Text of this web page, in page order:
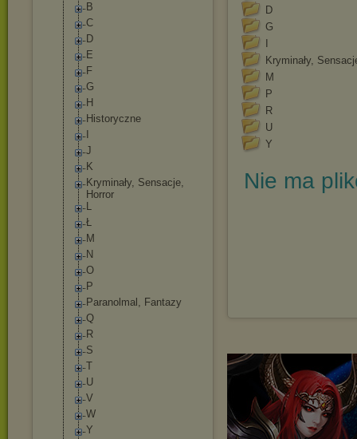
B
C
D
E
F
G
H
Historyczne
J
K
Kryminały, Sensacje,
Horror
L
Ł
M
N
O
P
Paranolmal, Fantazy
Q
R
S
T
U
V
W
Y
D
G
Kryminały,
M
P
R
U
Y
Nie ma